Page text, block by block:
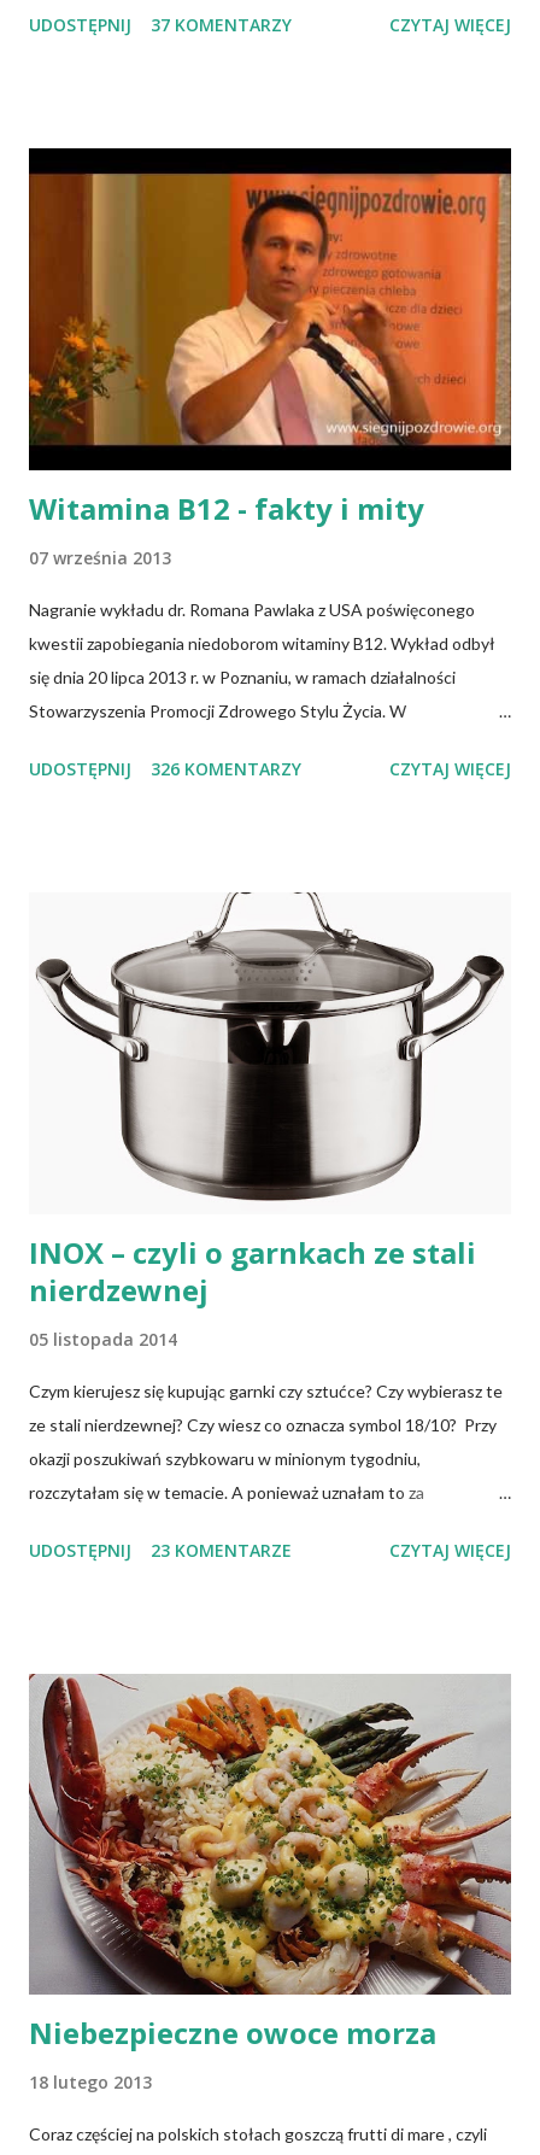
podpłomykami. Hindusi mówią o nim czapatti, Żydzi maca, a
ani zakwasu. Świeże, przaśne pieczywo jest zdrowe, w
przeciwieństwie do świeżego pieczywa na drożdżach czy
zakwasie. Przaśne podpłomyki nie obciążają żołądka kwasem i
fermentacją. Dziś, wzorem naszych prapradziadów możemy także
spożywać przaśny, niekwaszony chleb. Najprostszy przepis na
podpłomyki to: wziąć mąkę, wodę i trochę soli. Z tych składników
zagnieść ciasto, dodając mąkę w takiej ilości, aby ciasto nie kleiło
się do palców. Z kolei r...
UDOSTĘPNIJ 37 KOMENTARZY CZYTAJ WIĘCEJ
Witamina B12 - fakty i mity
07 września 2013
Nagranie wykładu dr. Romana Pawlaka z USA poświęconego
kwestii zapobiegania niedoborom witaminy B12. Wykład odbył
się dnia 20 lipca 2013 r. w Poznaniu, w ramach działalności
Stowarzyszenia Promocji Zdrowego Stylu Życia. W
posiadamy odnośnie witaminy B12 w świetle aktualnych
weganie (ludzie, którzy nie spożywają mięsa i produktów
pochodzenia zwierzęcego), laktoowowegetarianie (osoby, które
nie spożywają produktów mięsnych, ale włączają do diety
produkty pochodzenia zwierzęcego, takie jak mleko, przetwory
mleczne i jajka), osoby po 50 roku życia, niezależnie od ich diety,
osoby, które poddały się operacji żołądka lub którym wycięto
dolną część jelita cienkiego, a także osoby chorujące na AIDS.
Inni, w tym np. osoby chorujące na cukrzycę, a także każ...
UDOSTĘPNIJ 326 KOMENTARZY CZYTAJ WIĘCEJ
INOX – czyli o garnkach ze stali
nierdzewnej
05 listopada 2014
Czym kierujesz się kupując garnki czy sztućce? Czy wybierasz te
ze stali nierdzewnej? Czy wiesz co oznacza symbol 18/10? Przy
okazji poszukiwań szybkowaru w minionym tygodniu,
rozczytałam się w temacie. A ponieważ uznałam to za
różnych materiałów odpornych na wysoką temperaturę i
ceramiki (w tym gliny). Niewątpliwie, naczynia do naszej kuchni
powinny być mądrze wybrane, ponieważ używając
nieodpowiednich naczyń, łatwo o kłopoty ze zdrowiem .
UDOSTĘPNIJ 23 KOMENTARZE CZYTAJ WIĘCEJ
Niebezpieczne owoce morza
18 lutego 2013
Coraz częściej na polskich stołach goszczą frutti di mare , czyli